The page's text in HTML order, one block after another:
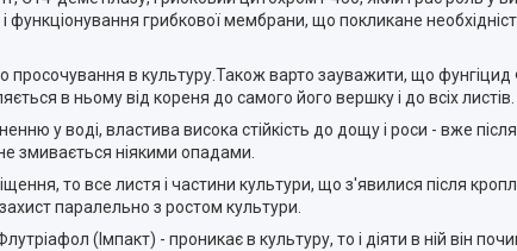
функціонування грибкової мембрани, що покликане
в культуру.Також варто зауважити, що фунгіцид
в ньому від кореня до самого його вершку і до всіх листів.
у воді, властива висока стійкість до дощу і роси - вже
змивається ніякими опадами.
то все листя і частини культури, що з'явилися після
паралельно з ростом культури.
(Імпакт) - проникає в культуру, то і діяти в ній він